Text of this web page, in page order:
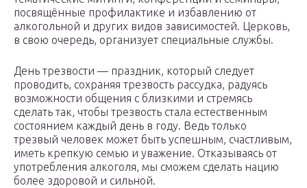
посвящённые профилактике и избавлению от
алкогольной и других видов зависимостей. Церковь,
в свою очередь, организует специальные службы.
День трезвости — праздник, который следует
проводить, сохраняя трезвость рассудка, радуясь
возможности общения с близкими и стремясь
сделать так, чтобы трезвость стала естественным
состоянием каждый день в году. Ведь только
трезвый человек может быть успешным, счастливым,
иметь крепкую семью и уважение. Отказываясь от
употребления алкоголя, мы сможем сделать нацию
более здоровой и сильной.